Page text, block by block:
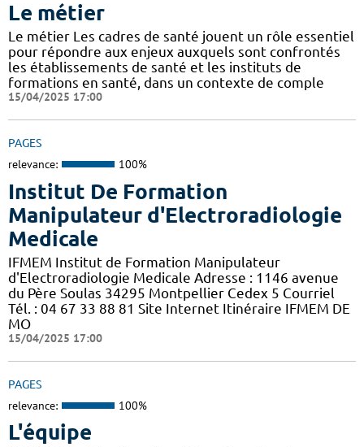
Le métier
Le métier Les cadres de santé jouent un rôle essentiel
pour répondre aux enjeux auxquels sont confrontés
les établissements de santé et les instituts de
formations en santé, dans un contexte de comple
15/04/2025 17:00
PAGES
relevance: 100%
Institut De Formation
Manipulateur d'Electroradiologie
Medicale
IFMEM Institut de Formation Manipulateur
d'Electroradiologie Medicale Adresse : 1146 avenue
du Père Soulas 34295 Montpellier Cedex 5 Courriel
Tél. : 04 67 33 88 81 Site Internet Itinéraire IFMEM DE
MO
15/04/2025 17:00
PAGES
relevance: 100%
L'équipe